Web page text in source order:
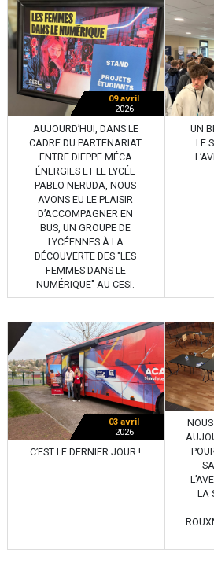
09 avril
2026
AUJOURD’HUI, DANS LE
CADRE DU PARTENARIAT
ENTRE DIEPPE MÉCA
ÉNERGIES ET LE LYCÉE
PABLO NERUDA, NOUS
AVONS EU LE PLAISIR
D’ACCOMPAGNER EN
BUS, UN GROUPE DE
LYCÉENNES À LA
DÉCOUVERTE DES "LES
FEMMES DANS LE
NUMÉRIQUE" AU CESI.
UN
LE
03 avril
2026
C’EST LE DERNIER JOUR !
LA